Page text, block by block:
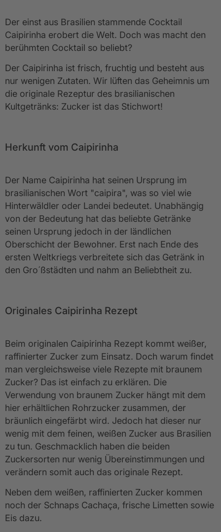
Der einst aus Brasilien stammende Cocktail
Caipirinha erobert die Welt. Doch was macht den
berühmten Cocktail so beliebt?
Der Caipirinha ist frisch, fruchtig und besteht aus
nur wenigen Zutaten. Wir lüften das Geheimnis um
die originale Rezeptur des brasilianischen
Kultgetränks: Zucker ist das Stichwort!
Herkunft vom Caipirinha
Der Name Caipirinha hat seinen Ursprung im
brasilianischen Wort "caipira", was so viel wie
Hinterwäldler oder Landei bedeutet. Unabhängig
von der Bedeutung hat das beliebte Getränke
seinen Ursprung jedoch in der ländlichen
Oberschicht der Bewohner. Erst nach Ende des
ersten Weltkriegs verbreitete sich das Getränk in
den Gro´ßstädten und nahm an Beliebtheit zu.
Originales Caipirinha Rezept
Beim originalen Caipirinha Rezept kommt weißer,
raffinierter Zucker zum Einsatz. Doch warum findet
man vergleichsweise viele Rezepte mit braunem
Zucker? Das ist einfach zu erklären. Die
Verwendung von braunem Zucker hängt mit dem
hier erhältlichen Rohrzucker zusammen, der
bräunlich eingefärbt wird. Jedoch hat dieser nur
wenig mit dem feinen, weißen Zucker aus Brasilien
zu tun. Geschmacklich haben die beiden
Zuckersorten nur wenig Übereinstimmungen und
verändern somit auch das originale Rezept.
Neben dem weißen, raffinierten Zucker kommen
noch der Schnaps Cachaça, frische Limetten sowie
Eis dazu.